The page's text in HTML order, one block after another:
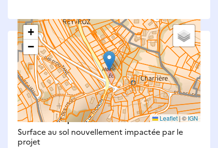
+
−
Leaflet|©IGN
Saisissez les surfaces aménagées par le projet
Surfaces à prendre en compte : bâti, voirie,
espaces verts, remblais et bassins — impacts
définitifs et temporaires (travaux).
Nouveaux impacts
Surface au sol nouvellement impactée par le
projet